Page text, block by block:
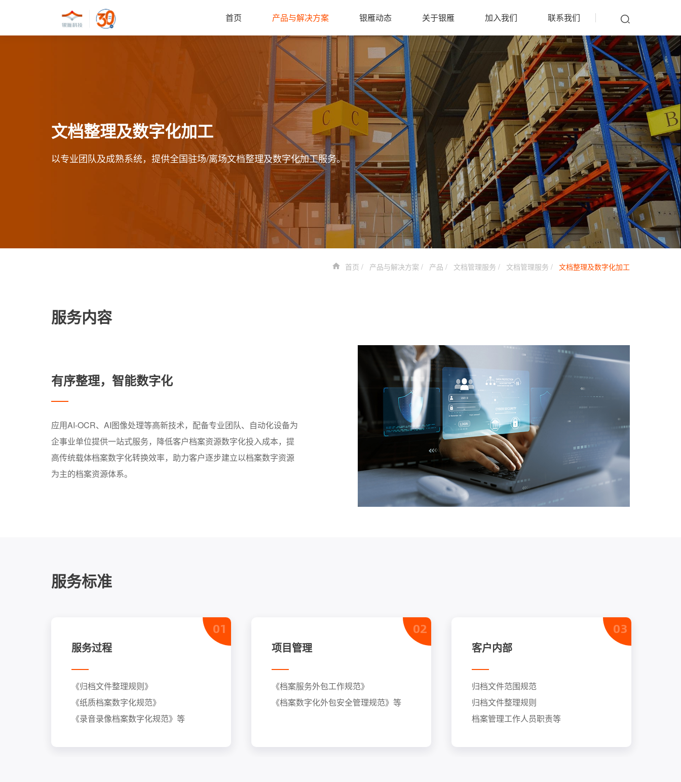
首页 产品与解决方案 银雁动态 关于银雁 加入我们 联系我们
文档整理及数字化加工
以专业团队及成熟系统，提供全国驻场/离场文档整理及数字化加工服务。
首页 产品与解决方案 产品 文档管理服务 文档管理服务 文档整理及数字化加工
服务内容
有序整理，智能数字化
应用AI-OCR、AI图像处理等高新技术，配备专业团队、自动化设备为
企事业单位提供一站式服务，降低客户档案资源数字化投入成本，提
高传统载体档案数字化转换效率，助力客户逐步建立以档案数字资源
为主的档案资源体系。
服务标准
服务过程
《归档文件整理规则》
《纸质档案数字化规范》
《录音录像档案数字化规范》等
01
项目管理
《档案服务外包工作规范》
《档案数字化外包安全管理规范》等
02
客户内部
归档文件范围规范
归档文件整理规则
档案管理工作人员职责等
03